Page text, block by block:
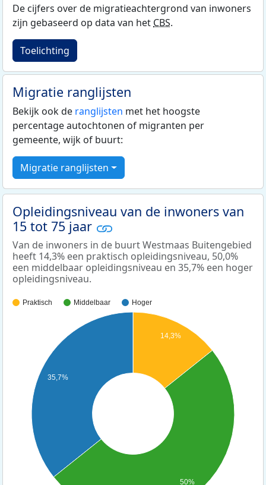
De cijfers over de migratieachtergrond van inwoners
zijn gebaseerd op data van hetCBS.
Toelichting
Migratie ranglijsten
Bekijk ook de ranglijsten met het hoogste
percentage autochtonen of migranten per
gemeente, wijk of buurt:
Migratie ranglijsten
Opleidingsniveau van de inwoners van
15 tot 75 jaar
Van de inwoners in de buurt Westmaas Buitengebied
heeft 14,3% een praktisch opleidingsniveau, 50,0%
een middelbaar opleidingsniveau en 35,7% een hoger
opleidingsniveau.
Praktisch Middelbaar Hoger
14,3%
35,7%
50%